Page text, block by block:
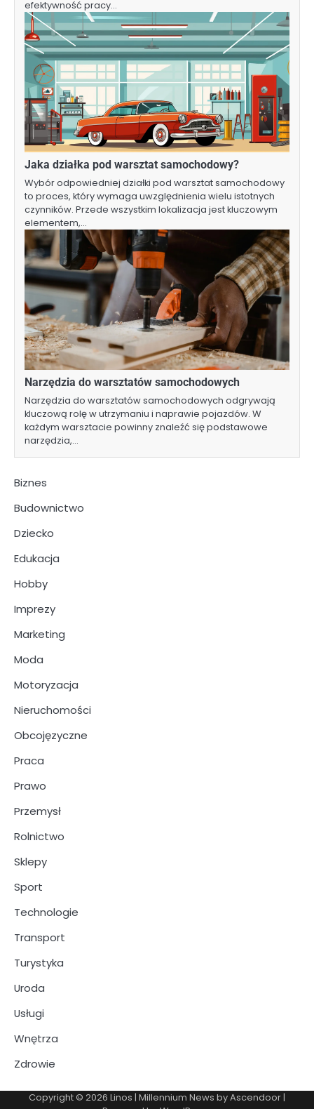
efektywność pracy…
Jaka działka pod warsztat samochodowy?
Wybór odpowiedniej działki pod warsztat samochodowy
to proces, który wymaga uwzględnienia wielu istotnych
czynników. Przede wszystkim lokalizacja jest kluczowym
elementem,…
Narzędzia do warsztatów samochodowych
Narzędzia do warsztatów samochodowych odgrywają
kluczową rolę w utrzymaniu i naprawie pojazdów. W
każdym warsztacie powinny znaleźć się podstawowe
narzędzia,…
Biznes
Budownictwo
Dziecko
Edukacja
Hobby
Imprezy
Marketing
Moda
Motoryzacja
Nieruchomości
Obcojęzyczne
Praca
Prawo
Przemysł
Rolnictwo
Sklepy
Sport
Technologie
Transport
Turystyka
Uroda
Usługi
Wnętrza
Zdrowie
Copyright © 2026 Linos | Millennium News byAscendoor|